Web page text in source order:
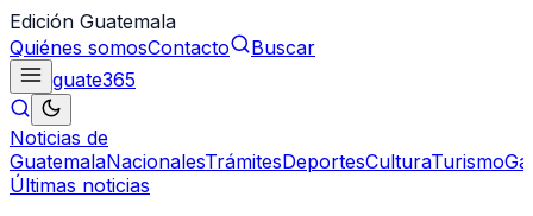
Edición Guatemala
Quiénes somosContacto
Buscar
guate365
Noticias de
GuatemalaNacionalesTrámitesDeportesCulturaTurismo
Últimas noticias